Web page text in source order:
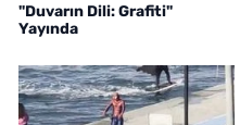
"Duvarın Dili: Grafiti"
Yayında